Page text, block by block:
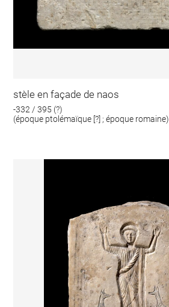
stèle en façade de naos
-332 / 395 (?)
(époque ptolémaïque [?] ; époque romaine)